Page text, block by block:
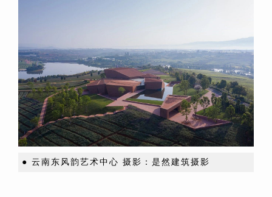
● 云南东风韵艺术中心 摄影：是然建筑摄影